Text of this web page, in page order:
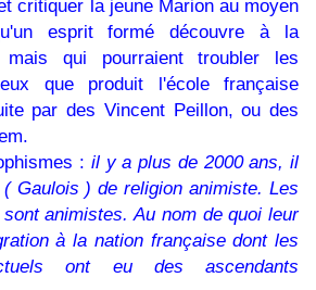
critiquer la jeune Marion au moyen
esprit formé découvre à la
mais qui pourraient troubler les
que produit l'école française
par des Vincent Peillon, ou des
: il y a plus de 2000 ans, il
Gaulois ) de religion animiste. Les
animistes. Au nom de quoi leur
à la nation française dont les
ont eu des ascendants